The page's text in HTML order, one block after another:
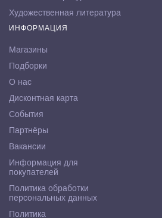
Художественная литература
ИНФОРМАЦИЯ
Магазины
Подборки
О нас
Дисконтная карта
События
Партнёры
Вакансии
Информация для
покупателей
Политика обработки
персональных данных
Политика